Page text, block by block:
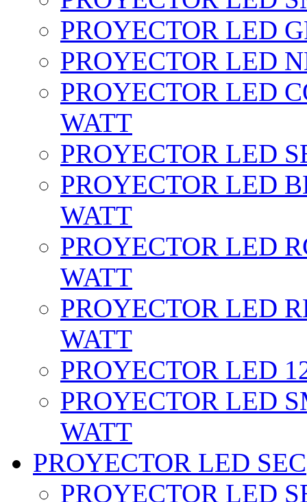
PROYECTOR LED
PROYECTOR LED
PROYECTOR LED
WATT
PROYECTOR LED
PROYECTOR LED
WATT
PROYECTOR LED
WATT
PROYECTOR LED
WATT
PROYECTOR LED
PROYECTOR LED
WATT
PROYECTOR LED SEC
PROYECTOR LED